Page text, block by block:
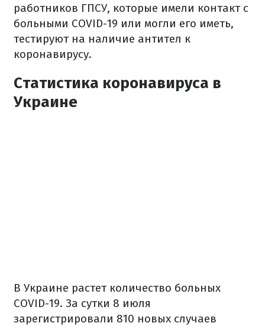
работников ГПСУ, которые имели контакт с
больными COVID-19 или могли его иметь,
тестируют на наличие антител к
коронавирусу.
Статистика коронавируса в
Украине
В Украине растет количество больных
COVID-19. За сутки 8 июля
зарегистрировали 810 новых случаев